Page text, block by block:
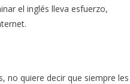
el inglés lleva esfuerzo,
no quiere decir que siempre les